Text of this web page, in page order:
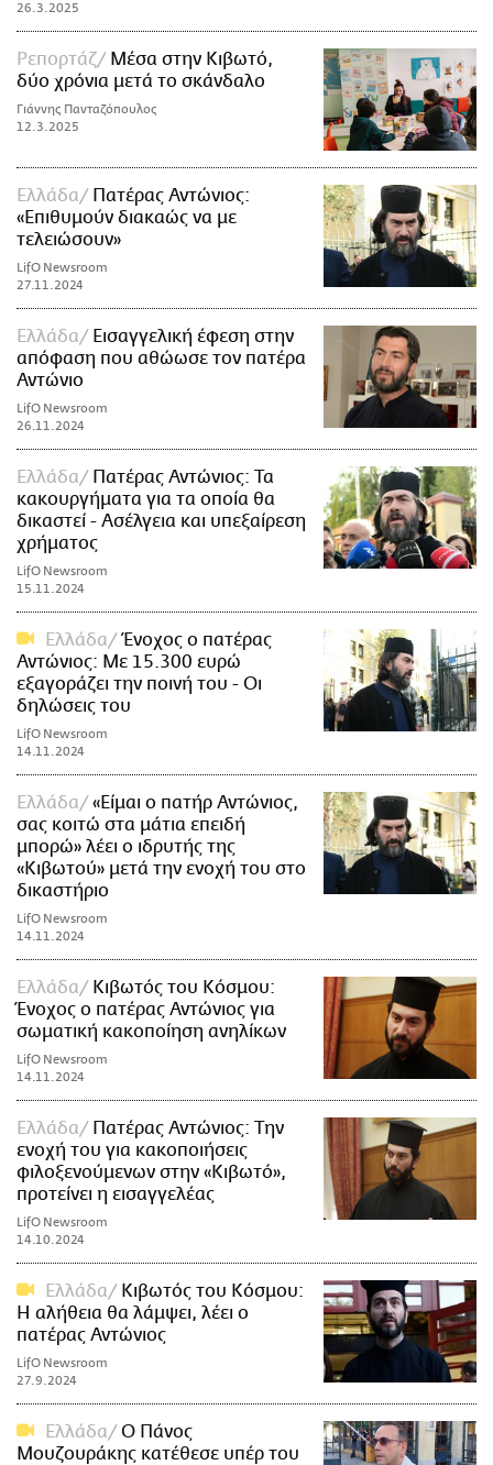
26.3.2025
Ρεπορτάζ
Μέσα στην Κιβωτό,
δύο χρόνια μετά το σκάνδαλο
Γιάννης Πανταζόπουλος
12.3.2025
Ελλάδα
Πατέρας Αντώνιος:
«Επιθυμούν διακαώς να με
τελειώσουν»
LifO Newsroom
27.11.2024
Ελλάδα
Εισαγγελική έφεση στην
απόφαση που αθώωσε τον πατέρα
Αντώνιο
LifO Newsroom
26.11.2024
Ελλάδα
Πατέρας Αντώνιος: Τα
κακουργήματα για τα οποία θα
δικαστεί - Ασέλγεια και υπεξαίρεση
χρήματος
LifO Newsroom
15.11.2024
Ελλάδα
Ένοχος ο πατέρας
Αντώνιος: Με 15.300 ευρώ
εξαγοράζει την ποινή του - Οι
δηλώσεις του
LifO Newsroom
14.11.2024
Ελλάδα
«Είμαι ο πατήρ Αντώνιος,
σας κοιτώ στα μάτια επειδή
μπορώ» λέει ο ιδρυτής της
«Κιβωτού» μετά την ενοχή του στο
δικαστήριο
LifO Newsroom
14.11.2024
Ελλάδα
Κιβωτός του Κόσμου:
Ένοχος ο πατέρας Αντώνιος για
σωματική κακοποίηση ανηλίκων
LifO Newsroom
14.11.2024
Ελλάδα
Πατέρας Αντώνιος: Την
ενοχή του για κακοποιήσεις
φιλοξενούμενων στην «Κιβωτό»,
προτείνει η εισαγγελέας
LifO Newsroom
14.10.2024
Ελλάδα
Κιβωτός του Κόσμου:
Η αλήθεια θα λάμψει, λέει ο
πατέρας Αντώνιος
LifO Newsroom
27.9.2024
Ελλάδα
Ο Πάνος
Μουζουράκης κατέθεσε υπέρ του